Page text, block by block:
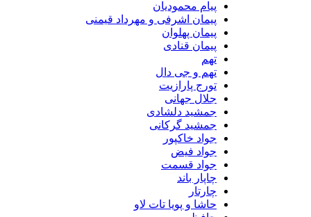
پیام محمودیان
پیمان اشرفی و مهرداد قیمنی
پیمان پهلوان
پیمان قنادی
تهم و جی دال
تورج پارازیت
جلال جهانی
جمشید دلشادی
جمشید گرکانی
جواد خاکپور
جواد فیض
جواد قسمت
چاپار باند
حاشا و پویا تات لاو